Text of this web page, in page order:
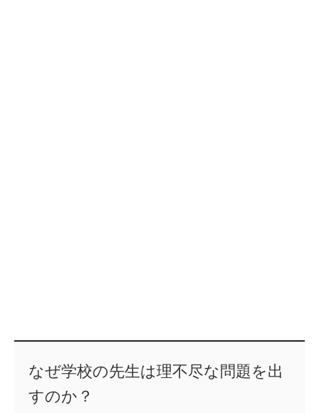
なぜ学校の先生は理不尽な問題を出
すのか？